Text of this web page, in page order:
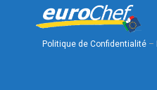
Politique de Confidentialité –